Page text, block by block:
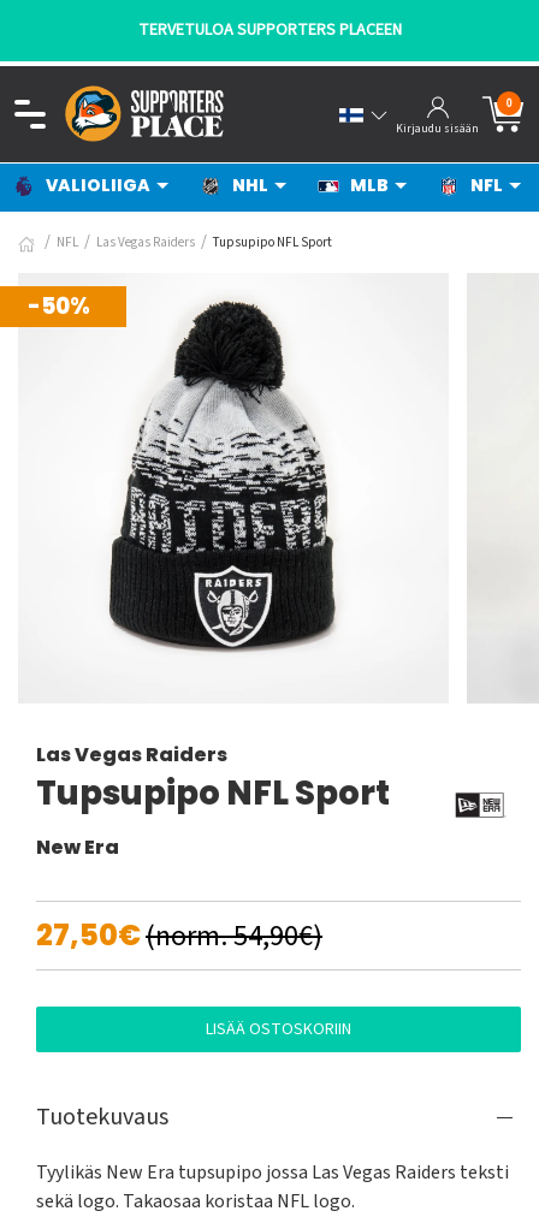
TERVETULOA SUPPORTERS PLACEEN
Kirjaudu sisään
0
VALIOLIIGA NHL MLB NFL
NFL Las Vegas Raiders Tupsupipo NFL Sport
-50%
Las Vegas Raiders
Tupsupipo NFL Sport
New Era
27,50€(norm. 54,90€)
LISÄÄ OSTOSKORIIN
Tuotekuvaus
Tyylikäs New Era tupsupipo jossa Las Vegas Raiders teksti
sekä logo. Takaosaa koristaa NFL logo.